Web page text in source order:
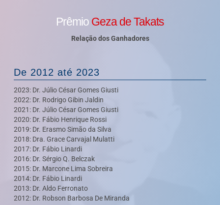
Prêmio Geza de Takats
Relação dos Ganhadores
De 2012 até 2023
2023: Dr. Júlio César Gomes Giusti
2022: Dr. Rodrigo Gibin Jaldin
2021: Dr. Júlio César Gomes Giusti
2020: Dr. Fábio Henrique Rossi
2019: Dr. Erasmo Simão da Silva
2018: Dra. Grace Carvajal Mulatti
2017: Dr. Fábio Linardi
2016: Dr. Sérgio Q. Belczak
2015: Dr. Marcone Lima Sobreira
2014: Dr. Fábio Linardi
2013: Dr. Aldo Ferronato
2012: Dr. Robson Barbosa De Miranda